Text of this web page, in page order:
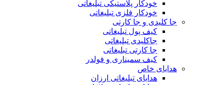
خودکار پلاستیکی تبلیغاتی
خودکار فلزی تبلیغاتی
جا کلیدی و جا کارتی
کیف پول تبلیغاتی
جاکلیدی تبلیغاتی
جا کارتی تبلیغاتی
کیف سمیناری و فولدر
هدایای خاص
هدایای تبلیغاتی ارزان